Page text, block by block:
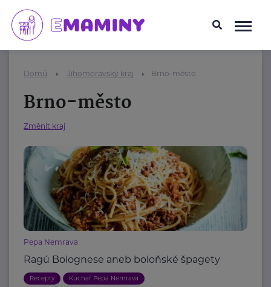
Domů Jihomoravský kraj Brno-město
Brno-město
Změnit kraj
Pepa Nemrava
Ragú Bolognese aneb boloňské špagety
Recepty Kuchař Pepa Nemrava